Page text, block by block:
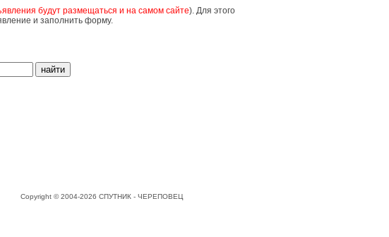
будут размещаться и на самом сайте). Для этого
и заполнить форму.
Copyright © 2004-2026 СПУТНИК - ЧЕРЕПОВЕЦ